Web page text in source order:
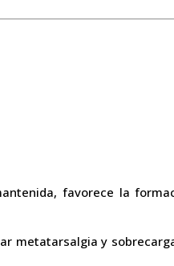
favorece la
metatarsalgia y